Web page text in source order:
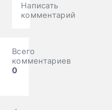
Написать
комментарий
Всего
комментариев
0